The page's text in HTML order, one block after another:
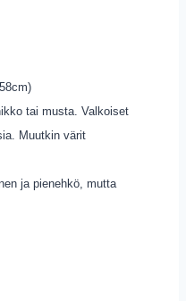
tai musta. Valkoiset
Muutkin värit
ja pienehkö, mutta